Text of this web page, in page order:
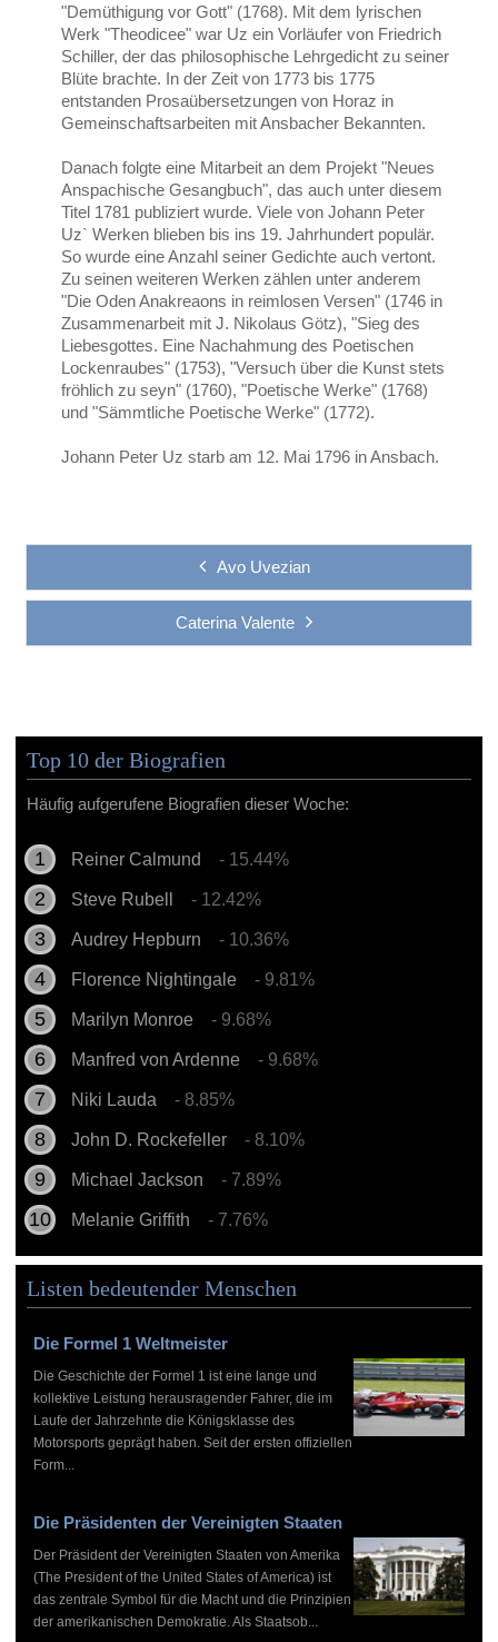
"Demüthigung vor Gott" (1768). Mit dem lyrischen
Werk "Theodicee" war Uz ein Vorläufer von Friedrich
Schiller, der das philosophische Lehrgedicht zu seiner
Blüte brachte. In der Zeit von 1773 bis 1775
entstanden Prosaübersetzungen von Horaz in
Gemeinschaftsarbeiten mit Ansbacher Bekannten.
Danach folgte eine Mitarbeit an dem Projekt "Neues
Anspachische Gesangbuch", das auch unter diesem
Titel 1781 publiziert wurde. Viele von Johann Peter
Uz` Werken blieben bis ins 19. Jahrhundert populär.
So wurde eine Anzahl seiner Gedichte auch vertont.
Zu seinen weiteren Werken zählen unter anderem
"Die Oden Anakreaons in reimlosen Versen" (1746 in
Zusammenarbeit mit J. Nikolaus Götz), "Sieg des
Liebesgottes. Eine Nachahmung des Poetischen
Lockenraubes" (1753), "Versuch über die Kunst stets
fröhlich zu seyn" (1760), "Poetische Werke" (1768)
und "Sämmtliche Poetische Werke" (1772).
Johann Peter Uz starb am 12. Mai 1796 in Ansbach.
Avo Uvezian
Caterina Valente
Top 10 der Biografien
Häufig aufgerufene Biografien dieser Woche:
Reiner Calmund - 15.44%
Steve Rubell - 12.42%
Audrey Hepburn - 10.36%
Florence Nightingale - 9.81%
Marilyn Monroe - 9.68%
Manfred von Ardenne - 9.68%
Niki Lauda - 8.85%
John D. Rockefeller - 8.10%
Michael Jackson - 7.89%
Melanie Griffith - 7.76%
Listen bedeutender Menschen
Die Formel 1 Weltmeister
Die Geschichte der Formel 1 ist eine lange und
kollektive Leistung herausragender Fahrer, die im
Laufe der Jahrzehnte die Königsklasse des
Motorsports geprägt haben. Seit der ersten offiziellen
Form...
Die Präsidenten der Vereinigten Staaten
Der Präsident der Vereinigten Staaten von Amerika
(The President of the United States of America) ist
das zentrale Symbol für die Macht und die Prinzipien
der amerikanischen Demokratie. Als Staatsob...